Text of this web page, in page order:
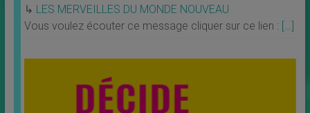
↳ LES MERVEILLES DU MONDE NOUVEAU
Vous voulez écouter ce message cliquer sur ce lien : […]